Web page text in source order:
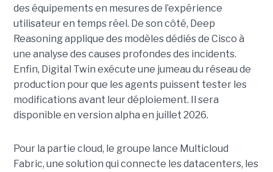
des équipements en mesures de l’expérience
utilisateur en temps réel. De son côté, Deep
Reasoning applique des modèles dédiés de Cisco à
une analyse des causes profondes des incidents.
Enfin, Digital Twin exécute une jumeau du réseau de
production pour que les agents puissent tester les
modifications avant leur déploiement. Il sera
disponible en version alpha en juillet 2026.
Pour la partie cloud, le groupe lance Multicloud
Fabric, une solution qui connecte les datacenters, les